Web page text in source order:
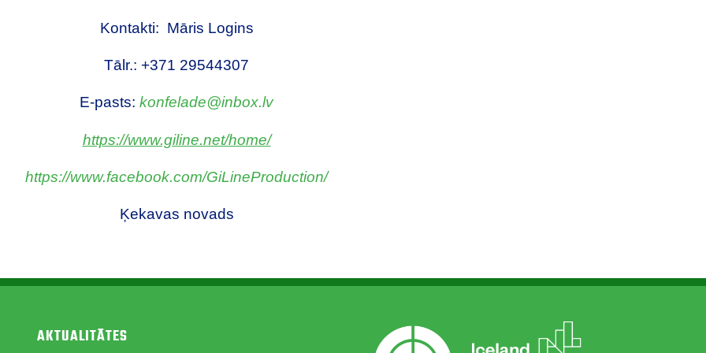
Kontakti: Māris Logins
Tālr.: +371 29544307
E-pasts: konfelade@inbox.lv
https://www.giline.net/home/
https://www.facebook.com/GiLineProduction/
Ķekavas novads
AKTUALITĀTES